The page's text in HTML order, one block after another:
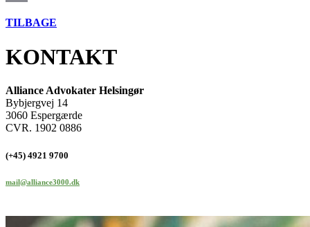
TILBAGE
KONTAKT
Alliance Advokater Helsingør
Bybjergvej 14
3060 Espergærde
CVR. 1902 0886
(+45) 4921 9700
mail@alliance3000.dk